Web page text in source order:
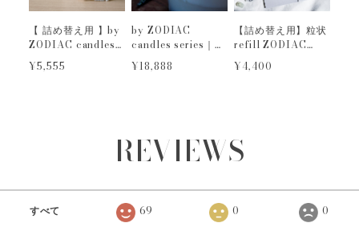
【 詰め替え用 】by
ZODIAC candles
series｜ONEDAY
｜UNISON
¥5,555
by ZODIAC
candles series｜
ONEDAY｜
UNISON SPACE
¥18,888
【詰め替え用】粒状
refill ZODIAC
candles｜１２星座
の守護石キャンドル
¥4,400
REVIEWS
すべて 69 0 0